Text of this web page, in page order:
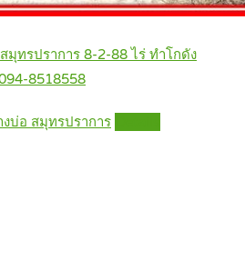
ทรปราการ 8-2-88 ไร่ ทำโกดัง
8518558
บ่อ สมุทรปราการ